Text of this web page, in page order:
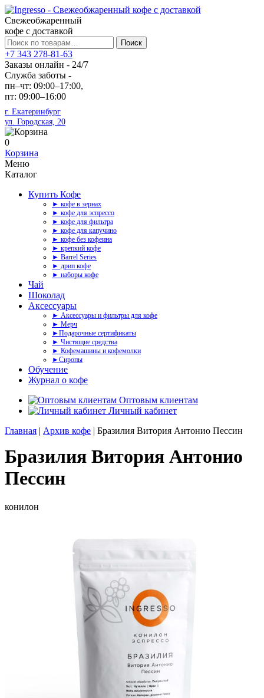
Свежеобжаренный
кофе с доставкой
Искать:
Поиск
+7 343 278-81-63
Заказы онлайн - 24/7
Служба заботы -
пн–чт: 09:00–17:00,
пт: 09:00–16:00
г. Екатеринбург
ул. Городская, 20
0
Корзина
Меню
Каталог
Купить Кофе
► кофе в зернах
► кофе для эспрессо
► кофе для фильтра
► кофе для капучино
► кофе без кофеина
► крепкий кофе
► Barrel Series
► дрип кофе
► наборы кофе
Чай
Шоколад
Аксессуары
► Аксессуары и фильтры для кофе
► Мерч
►Подарочные сертификаты
► Чистящие средства
► Кофемашины и кофемолки
►Сиропы
Обучение
Журнал о кофе
Оптовым клиентам
Личный кабинет
Главная | Архив кофе | Бразилия Витория Антонио Пессин
Бразилия Витория Антонио
Пессин
конилон